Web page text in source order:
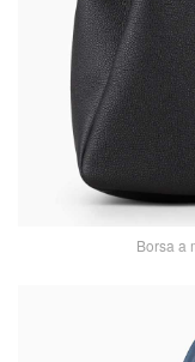
Borsa a